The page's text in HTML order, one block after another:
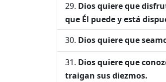
Dios quiere que
que Él puede y está
Dios quiere que
Dios quiere que
traigan sus diezmos.